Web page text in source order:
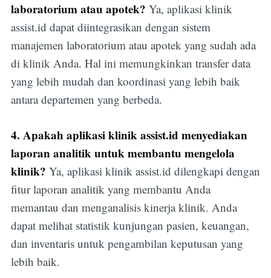
laboratorium atau apotek? Ya, aplikasi klinik
assist.id dapat diintegrasikan dengan sistem
manajemen laboratorium atau apotek yang sudah ada
di klinik Anda. Hal ini memungkinkan transfer data
yang lebih mudah dan koordinasi yang lebih baik
antara departemen yang berbeda.
4. Apakah aplikasi klinik assist.id menyediakan
laporan analitik untuk membantu mengelola
klinik? Ya, aplikasi klinik assist.id dilengkapi dengan
fitur laporan analitik yang membantu Anda
memantau dan menganalisis kinerja klinik. Anda
dapat melihat statistik kunjungan pasien, keuangan,
dan inventaris untuk pengambilan keputusan yang
lebih baik.